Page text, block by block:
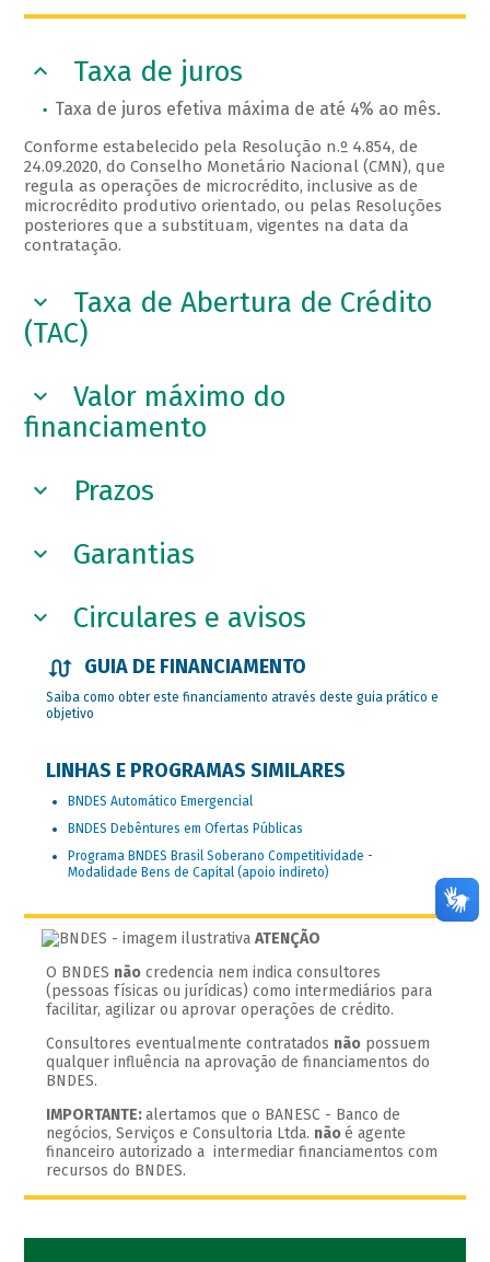
Taxa de juros
Taxa de juros efetiva máxima de até 4% ao mês.
Conforme estabelecido pela Resolução n.º 4.854, de
24.09.2020, do Conselho Monetário Nacional (CMN), que
regula as operações de microcrédito, inclusive as de
microcrédito produtivo orientado, ou pelas Resoluções
posteriores que a substituam, vigentes na data da
contratação.
Taxa de Abertura de Crédito
(TAC)
Valor máximo do
financiamento
Prazos
Garantias
Circulares e avisos
GUIA DE FINANCIAMENTO
Saiba como obter este financiamento através deste guia prático e
objetivo
LINHAS E PROGRAMAS SIMILARES
BNDES Automático Emergencial
BNDES Debêntures em Ofertas Públicas
Programa BNDES Brasil Soberano Competitividade -
Modalidade Bens de Capital (apoio indireto)
ATENÇÃO
O BNDES não credencia nem indica consultores
(pessoas físicas ou jurídicas) como intermediários para
facilitar, agilizar ou aprovar operações de crédito.
Consultores eventualmente contratados não possuem
qualquer influência na aprovação de financiamentos do
BNDES.
IMPORTANTE:alertamos que o BANESC - Banco de
negócios, Serviços e Consultoria Ltda. nãoé agente
financeiro autorizado a intermediar financiamentos com
recursos do BNDES.